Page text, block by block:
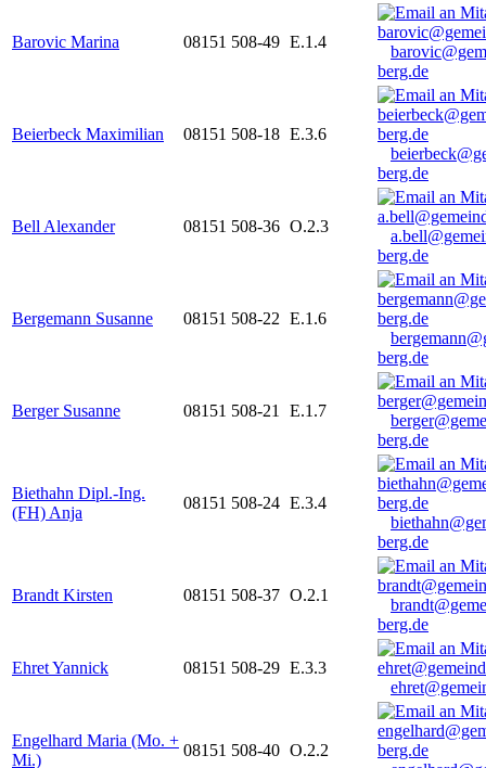
Barovic Marina 08151 508-49 E.1.4
berg.de
Beierbeck Maximilian 08151 508-18 E.3.6
berg.de
Bell Alexander 08151 508-36 O.2.3
berg.de
Bergemann Susanne 08151 508-22 E.1.6
berg.de
Berger Susanne 08151 508-21 E.1.7
berg.de
Biethahn Dipl.-Ing.
(FH) Anja
08151 508-24 E.3.4
berg.de
Brandt Kirsten 08151 508-37 O.2.1
berg.de
Ehret Yannick 08151 508-29 E.3.3
Engelhard Maria (Mo. +
Mi.)
08151 508-40 O.2.2